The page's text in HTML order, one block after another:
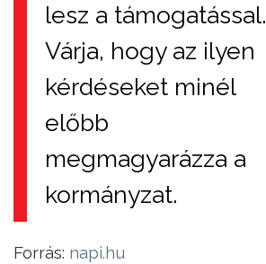
lesz a támogatással.
Várja, hogy az ilyen
kérdéseket minél
előbb
megmagyarázza a
kormányzat.
Forrás: napi.hu